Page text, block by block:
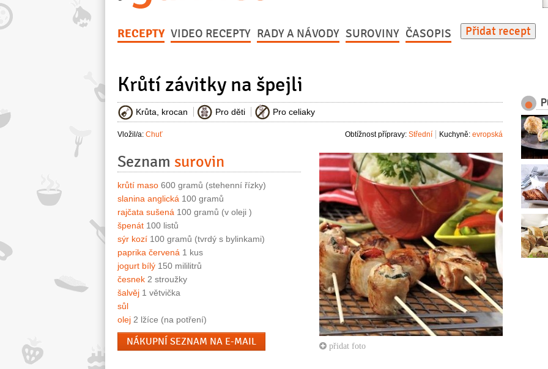
RECEPTY VIDEO RECEPTY RADY A NÁVODY SUROVINY ČASOPIS Přidat recept
Krůtí závitky na špejli
Krůta, krocan Pro děti Pro celiaky
Vložil/a: Chuť Kuchyně: evropská
Obtížnost přípravy: Střední
přidat foto
Seznam surovin
krůtí maso 600 gramů (stehenní řízky)
slanina anglická 100 gramů
rajčata sušená 100 gramů (v oleji )
špenát 100 listů
sýr kozí 100 gramů (tvrdý s bylinkami)
paprika červená 1 kus
jogurt bílý 150 mililitrů
česnek 2 stroužky
šalvěj 1 větvička
sůl
olej 2 lžíce (na potření)
NÁKUPNÍ SEZNAM NA E-MAIL